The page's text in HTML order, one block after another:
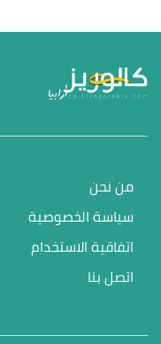
من نحن
سياسة الخصوصية
اتفاقية الاستخدام
اتصل بنا